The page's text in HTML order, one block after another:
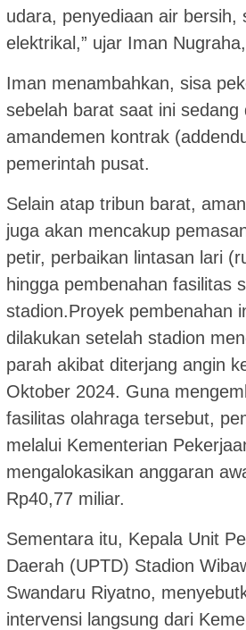
udara, penyediaan air bersih,
elektrikal,” ujar Iman
Iman menambahkan, sisa
sebelah barat saat ini sedang
amandemen kontrak
pemerintah pusat.
Selain atap tribun barat,
juga akan mencakup
petir, perbaikan lintasan lari
hingga pembenahan fasilitas
stadion.Proyek pembenahan
dilakukan setelah stadion
parah akibat diterjang angin
Oktober 2024. Guna
fasilitas olahraga tersebut,
melalui Kementerian
mengalokasikan anggaran
Rp40,77 miliar.
Sementara itu, Kepala Unit
Daerah (UPTD) Stadion
Swandaru Riyatno,
intervensi langsung dari